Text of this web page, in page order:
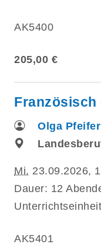
AK5400
205,00 €
Französisch
Olga Pfeifer
Mi. 23.09.2026,
Dauer: 12
AK5401